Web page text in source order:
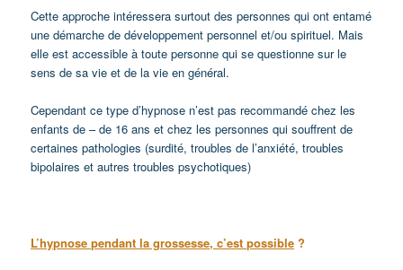
Cette approche intéressera surtout des personnes qui ont entamé
une démarche de développement personnel et/ou spirituel. Mais
elle est accessible à toute personne qui se questionne sur le
sens de sa vie et de la vie en général.
Cependant ce type d’hypnose n’est pas recommandé chez les
enfants de – de 16 ans et chez les personnes qui souffrent de
certaines pathologies (surdité, troubles de l’anxiété, troubles
bipolaires et autres troubles psychotiques)
L’hypnose pendant la grossesse, c’est possible ?